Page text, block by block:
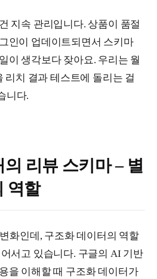
지속 관리입니다. 상품이 품절
인이 업데이트되면서 스키마
이 생각보다 잦아요. 우리는 월
리치 결과 테스트에 돌리는 걸
니다.
리뷰 스키마 – 별
역할
화인데, 구조화 데이터의 역할
서고 있습니다. 구글의 AI 기반
을 이해할 때 구조화 데이터가